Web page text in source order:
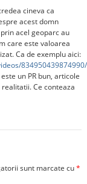
cineva ca
acest domn
acel geoparc au
care este valoarea
Ca de exemplu aici:
un PR bun, articole
Ce conteaza
sunt marcate cu*